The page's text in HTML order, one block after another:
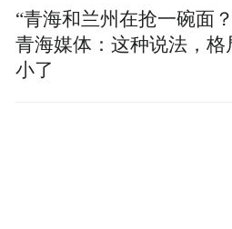
“青海和兰州在抢一碗面
青海媒体：这种说法，格
小了